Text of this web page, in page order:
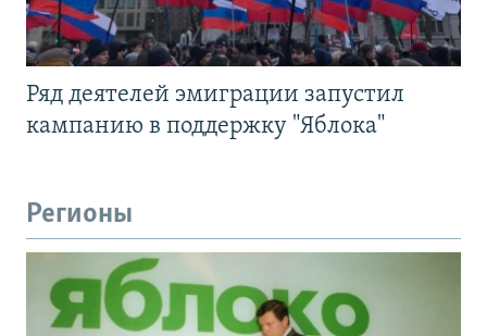
Ряд деятелей эмиграции запустил
кампанию в поддержку "Яблока"
Регионы